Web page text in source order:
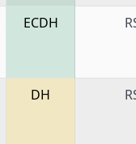
ECDH
DH